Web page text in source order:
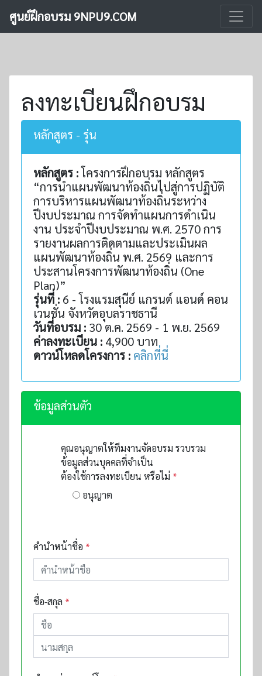
ศูนย์ฝึกอบรม 9NPU9.COM
ลงทะเบียนฝึกอบรม
หลักสูตร - รุ่น
หลักสูตร :โครงการฝึกอบรม หลักสูตร
“การนำแผนพัฒนาท้องถิ่นไปสู่การปฏิบัติ
การบริหารแผนพัฒนาท้องถิ่นระหว่าง
ปีงบประมาณ การจัดทำแผนการดำเนิน
งาน ประจำปีงบประมาณ พ.ศ. 2570 การ
รายงานผลการติดตามและประเมินผล
แผนพัฒนาท้องถิ่น พ.ศ. 2569 และการ
ประสานโครงการพัฒนาท้องถิ่น (One
Plan)”
รุ่นที่ : 6 - โรงแรมสุนีย์ แกรนด์ แอนด์ คอน
เวนชั่น จังหวัดอุบลราชธานี
วันที่อบรม : 30 ต.ค. 2569 - 1 พ.ย. 2569
ค่าลงทะเบียน : 4,900 บาท
ดาวน์โหลดโครงการ : คลิกที่นี่
ข้อมูลส่วนตัว
คุณอนุญาตให้ทีมงานจัดอบรม รวบรวม
ข้อมูลส่วนบุคคลที่จำเป็น
ต้องใช้การลงทะเบียน หรือไม่ *
อนุญาต
คำนำหน้าชื่อ *
ชื่อ-สกุล *